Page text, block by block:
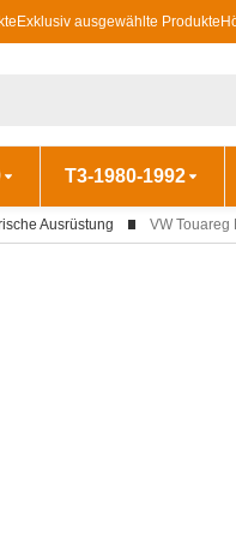
Exklusiv ausgewählte Produkte
T3-1980-1992
Ausrüstung VW Touareg